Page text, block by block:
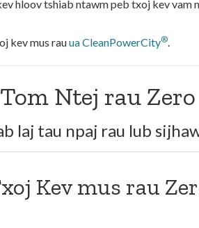
hloov tshiab ntawm peb txoj kev vam
kev mus rauua CleanPowerCity®.
Ntej rau
laj tau npaj rau lub
Kev mus rau